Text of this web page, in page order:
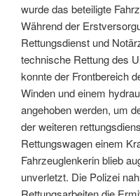
wurde das beteiligte
Während der
Rettungsdienst und
technische Rettung des
konnte der Frontbereich
Winden und einem
angehoben werden, um
der weiteren
Rettungswagen einem
Fahrzeuglenkerin blieb
unverletzt. Die Polizei